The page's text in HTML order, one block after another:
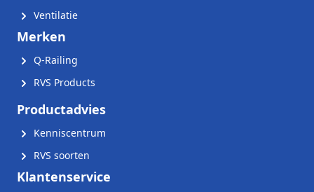
Ventilatie
Merken
Q-Railing
RVS Products
Productadvies
Kenniscentrum
RVS soorten
Klantenservice